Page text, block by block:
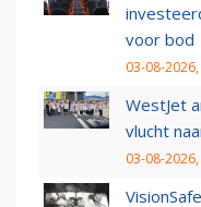
voor bod
03-08-
WestJet
vlucht
03-08-